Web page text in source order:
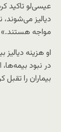
عیسی‌لو تاکید
دیالیز
مواجه هستند.»
او هزینه
در نبود بیمه‌ها،
بیماران را